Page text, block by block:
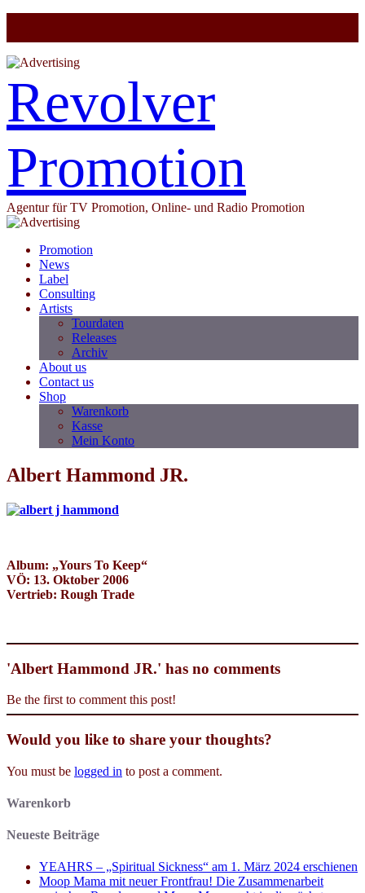
Revolver
Promotion
Agentur für TV Promotion, Online- und Radio Promotion
Promotion
News
Label
Consulting
Artists
Tourdaten
Releases
Archiv
About us
Contact us
Shop
Warenkorb
Kasse
Mein Konto
Albert Hammond JR.
Album: „Yours To Keep“
VÖ: 13. Oktober 2006
Vertrieb: Rough Trade
'Albert Hammond JR.' has no comments
Be the first to comment this post!
Would you like to share your thoughts?
You must be logged in to post a comment.
Warenkorb
Neueste Beiträge
YEAHRS – „Spiritual Sickness“ am 1. März 2024 erschienen
Moop Mama mit neuer Frontfrau! Die Zusammenarbeit